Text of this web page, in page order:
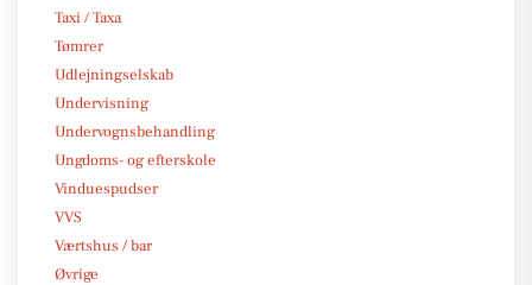
Taxi / Taxa
Tømrer
Udlejningselskab
Undervisning
Undervognsbehandling
Ungdoms- og efterskole
Vinduespudser
VVS
Værtshus / bar
Øvrige